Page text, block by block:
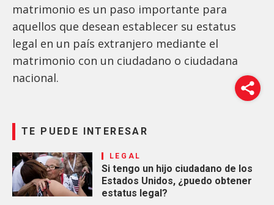
matrimonio es un paso importante para
aquellos que desean establecer su estatus
legal en un país extranjero mediante el
matrimonio con un ciudadano o ciudadana
nacional.
TE PUEDE INTERESAR
LEGAL
Si tengo un hijo ciudadano de los
Estados Unidos, ¿puedo obtener
estatus legal?